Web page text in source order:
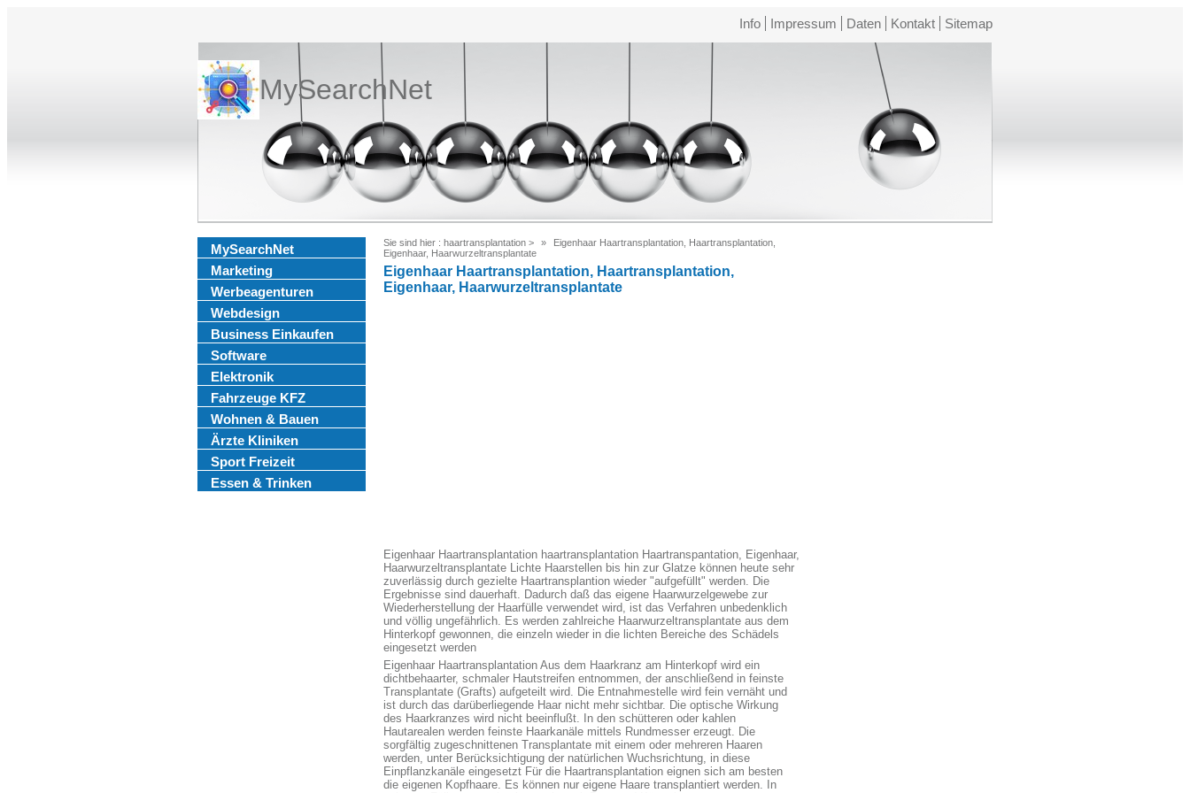
Info Impressum Daten Kontakt Sitemap
MySearchNet
MySearchNet
Marketing
Werbeagenturen
Webdesign
Business Einkaufen
Software
Elektronik
Fahrzeuge KFZ
Wohnen & Bauen
Ärzte Kliniken
Sport Freizeit
Essen & Trinken
Sie sind hier : haartransplantation >
Eigenhaar Haartransplantation, Haartransplantation,
Eigenhaar, Haarwurzeltransplantate
Eigenhaar Haartransplantation, Haartransplantation,
Eigenhaar, Haarwurzeltransplantate
Eigenhaar Haartransplantation haartransplantation Haartranspantation, Eigenhaar,
Haarwurzeltransplantate Lichte Haarstellen bis hin zur Glatze können heute sehr
zuverlässig durch gezielte Haartransplantion wieder "aufgefüllt" werden. Die
Ergebnisse sind dauerhaft. Dadurch daß das eigene Haarwurzelgewebe zur
Wiederherstellung der Haarfülle verwendet wird, ist das Verfahren unbedenklich
und völlig ungefährlich. Es werden zahlreiche Haarwurzeltransplantate aus dem
Hinterkopf gewonnen, die einzeln wieder in die lichten Bereiche des Schädels
eingesetzt werden
Eigenhaar Haartransplantation Aus dem Haarkranz am Hinterkopf wird ein
dichtbehaarter, schmaler Hautstreifen entnommen, der anschließend in feinste
Transplantate (Grafts) aufgeteilt wird. Die Entnahmestelle wird fein vernäht und
ist durch das darüberliegende Haar nicht mehr sichtbar. Die optische Wirkung
des Haarkranzes wird nicht beeinflußt. In den schütteren oder kahlen
Hautarealen werden feinste Haarkanäle mittels Rundmesser erzeugt. Die
sorgfältig zugeschnittenen Transplantate mit einem oder mehreren Haaren
werden, unter Berücksichtigung der natürlichen Wuchsrichtung, in diese
Einpflanzkanäle eingesetzt Für die Haartransplantation eignen sich am besten
die eigenen Kopfhaare. Es können nur eigene Haare transplantiert werden. In